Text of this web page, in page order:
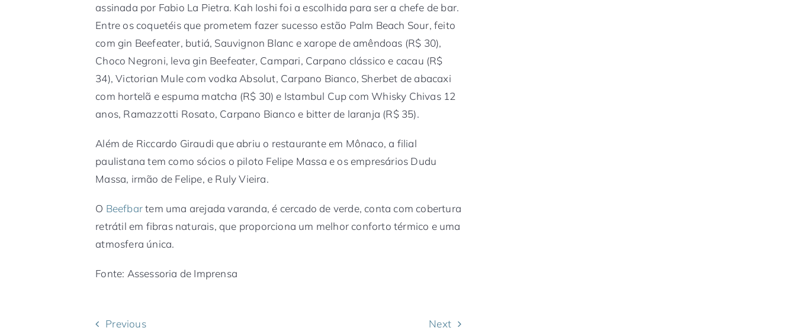
assinada por Fabio La Pietra. Kah Ioshi foi a escolhida para ser a chefe de bar.
Entre os coquetéis que prometem fazer sucesso estão Palm Beach Sour, feito
com gin Beefeater, butiá, Sauvignon Blanc e xarope de amêndoas (R$ 30),
Choco Negroni, leva gin Beefeater, Campari, Carpano clássico e cacau (R$
34), Victorian Mule com vodka Absolut, Carpano Bianco, Sherbet de abacaxi
com hortelã e espuma matcha (R$ 30) e Istambul Cup com Whisky Chivas 12
anos, Ramazzotti Rosato, Carpano Bianco e bitter de laranja (R$ 35).
Além de Riccardo Giraudi que abriu o restaurante em Mônaco, a filial
paulistana tem como sócios o piloto Felipe Massa e os empresários Dudu
Massa, irmão de Felipe, e Ruly Vieira.
O Beefbartem uma arejada varanda, é cercado de verde, conta com cobertura
retrátil em fibras naturais, que proporciona um melhor conforto térmico e uma
atmosfera única.
Fonte: Assessoria de Imprensa
Previous Next